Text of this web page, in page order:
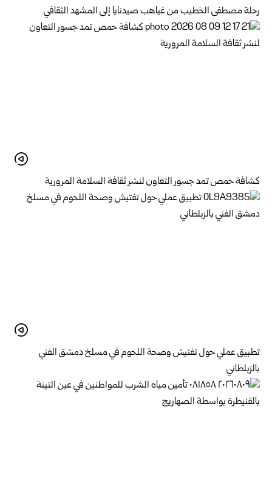
رحلة مصطفى الخطيب من غياهب صيدنايا إلى المشهد الثقافي
كشافة حمص تمد جسور التعاون لنشر ثقافة السلامة المرورية
تطبيق عملي حول تفتيش وصحة اللحوم في مسلخ ‏دمشق الفني
بالزبلطاني